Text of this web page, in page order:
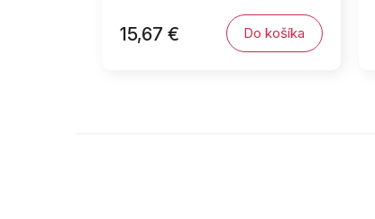
15,67 € Do košíka